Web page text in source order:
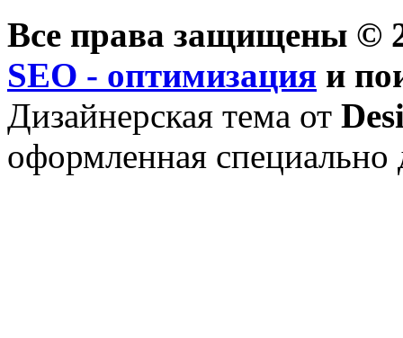
Все права защищены ©
SEO - оптимизация и
Дизайнерская тема от
оформленная